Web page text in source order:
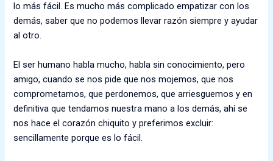
lo más fácil. Es mucho más complicado empatizar con los
demás, saber que no podemos llevar razón siempre y ayudar
al otro.
El ser humano habla mucho, habla sin conocimiento, pero
amigo, cuando se nos pide que nos mojemos, que nos
comprometamos, que perdonemos, que arriesguemos y en
definitiva que tendamos nuestra mano a los demás, ahí se
nos hace el corazón chiquito y preferimos excluir:
sencillamente porque es lo fácil.